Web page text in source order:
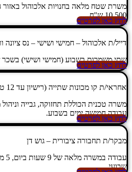
משרת שטח מלאה בחנויות אלכוהול
10,500 ש"ח.
לחץ כאן לפרטים
דייל/ת אלכוהול – חמישי ושישי – נס ציונה
שתי משמרות בשבוע (חמישי ושישי) בשכר של 40-50 ש״ח
לחץ כאן לפרטים
אחראי/ת קו מכונות שתייה (רישיון עד 12 טון) – נתב"ג
משרה טכנית הכוללת תחזוקה, גבייה
עבודה חמישה ימים בשבוע.
לחץ כאן לפרטים
מבקר/ת תחבורה ציבורית – גוש דן
שבועי.